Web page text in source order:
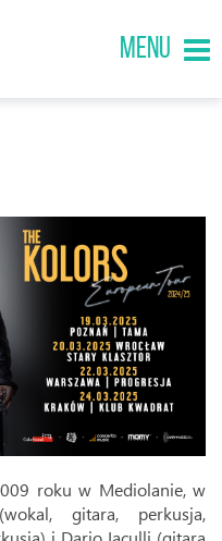
MENU
roku w Mediolanie, w
gitara, perkusja,